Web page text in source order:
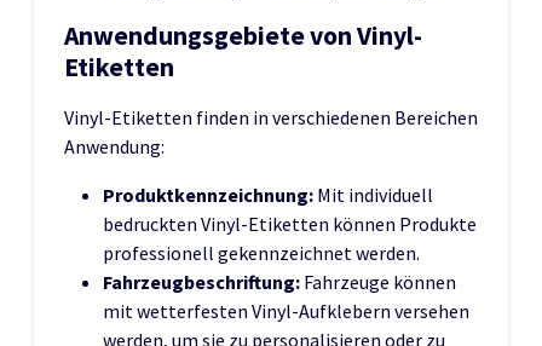
Anwendungsgebiete von Vinyl-
Etiketten
Vinyl-Etiketten finden in verschiedenen Bereichen
Anwendung:
Produktkennzeichnung: Mit individuell
bedruckten Vinyl-Etiketten können Produkte
professionell gekennzeichnet werden.
Fahrzeugbeschriftung: Fahrzeuge können
mit wetterfesten Vinyl-Aufklebern versehen
werden, um sie zu personalisieren oder zu